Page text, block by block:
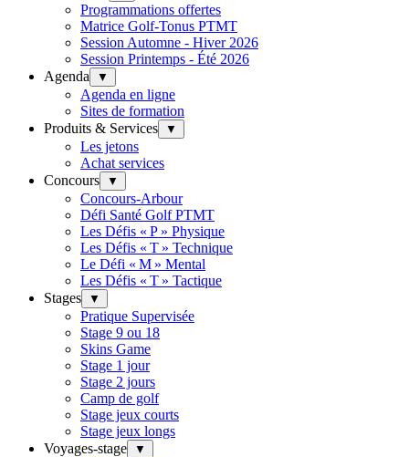
Programmations offertes
Matrice Golf-Tonus PTMT
Session Automne - Hiver 2026
Session Printemps - Été 2026
Agenda
▼
Agenda en ligne
Sites de formation
Produits & Services
▼
Les jetons
Achat services
Concours
▼
Concours-Arbour
Défi Santé Golf PTMT
Les Défis « P » Physique
Les Défis « T » Technique
Le Défi « M » Mental
Les Défis « T » Tactique
Stages
▼
Pratique Supervisée
Stage 9 ou 18
Skins Game
Stage 1 jour
Stage 2 jours
Camp de golf
Stage jeux courts
Stage jeux longs
Voyages-stage
▼